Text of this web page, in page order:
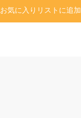
お気に入りリストに追加